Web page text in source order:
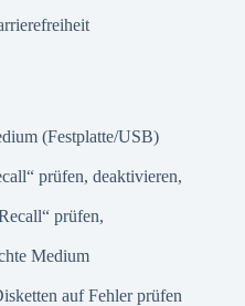
(Festplatte/USB)
prüfen, deaktivieren,
prüfen,
Medium
auf Fehler prüfen